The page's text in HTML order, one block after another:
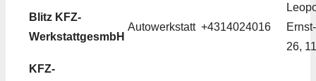
Blitz KFZ-
WerkstattgesmbH
Autowerkstatt +4314024016
26,
KFZ-